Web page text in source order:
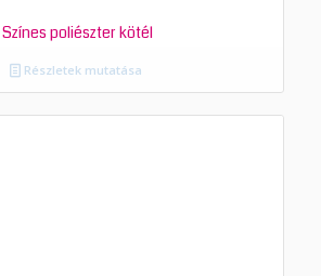
Színes poliészter kötél
Részletek mutatása